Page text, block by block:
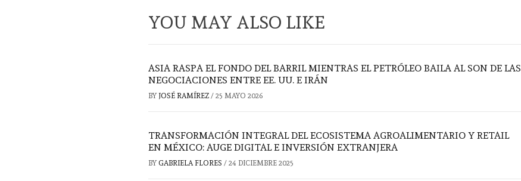
YOU MAY ALSO LIKE
ASIA RASPA EL FONDO DEL BARRIL MIENTRAS EL PETRÓLEO BAILA AL SON DE LAS
NEGOCIACIONES ENTRE EE. UU. E IRÁN
BY JOSÉ RAMÍREZ / 25 MAYO 2026
TRANSFORMACIÓN INTEGRAL DEL ECOSISTEMA AGROALIMENTARIO Y RETAIL
EN MÉXICO: AUGE DIGITAL E INVERSIÓN EXTRANJERA
BY GABRIELA FLORES / 24 DICIEMBRE 2025